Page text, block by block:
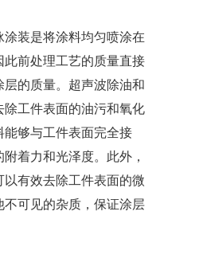
涂装是将涂料均匀喷涂在
此前处理工艺的质量直接
的质量。超声波除油和
除工件表面的油污和氧化
能够与工件表面完全接
着力和光泽度。此外，
有效去除工件表面的微
可见的杂质，保证涂层